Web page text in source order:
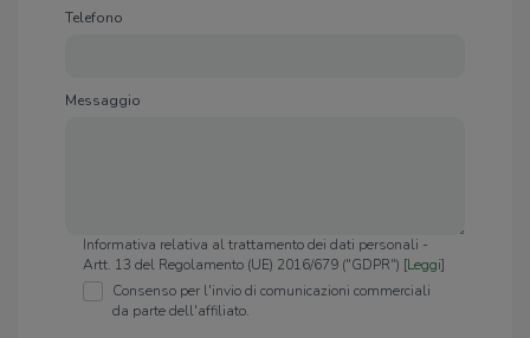
Telefono
Messaggio
Informativa relativa al trattamento dei dati personali -
Artt. 13 del Regolamento (UE) 2016/679 ("GDPR") [Leggi]
Consenso per l'invio di comunicazioni commerciali
da parte dell'affiliato.